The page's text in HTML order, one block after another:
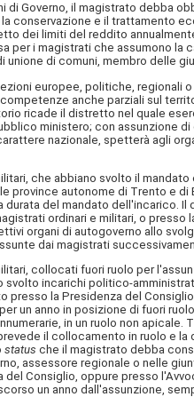
Governo, il magistrato debba
e il trattamento
dei limiti del reddito
i magistrati che assumono
di comuni, membro delle
europee, politiche, regionali
anche parziali sul
ricade il distretto nel quale
ministero; con assunzione
nazionale, spetterà agli
che abbiano svolto il
autonome di Trento e
del mandato dell'incarico.
ordinari e militari, o
organi di autogoverno allo
dai magistrati
collocati fuori ruolo per
incarichi politico-
la Presidenza del
un anno in posizione di fuori
in un ruolo non
il collocamento in ruolo e
status che il magistrato debba
assessore regionale o nelle
Consiglio, oppure presso
un anno dall'assunzione,